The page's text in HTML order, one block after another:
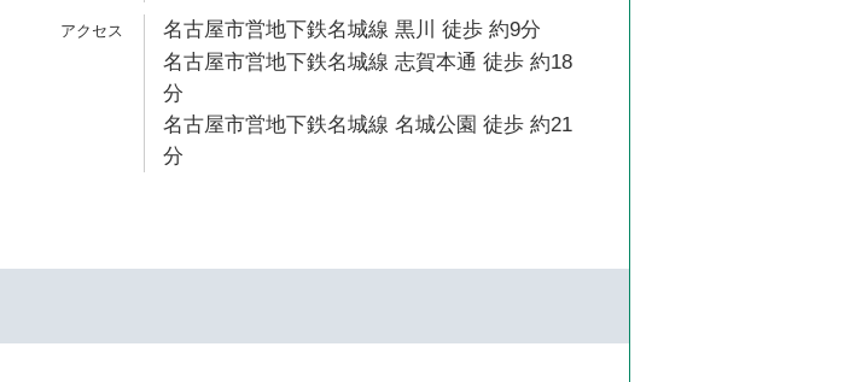
名古屋市営地下鉄名城線 黒川 徒歩 約9分
名古屋市営地下鉄名城線 志賀本通 徒歩 約18
分
名古屋市営地下鉄名城線 名城公園 徒歩 約21
分